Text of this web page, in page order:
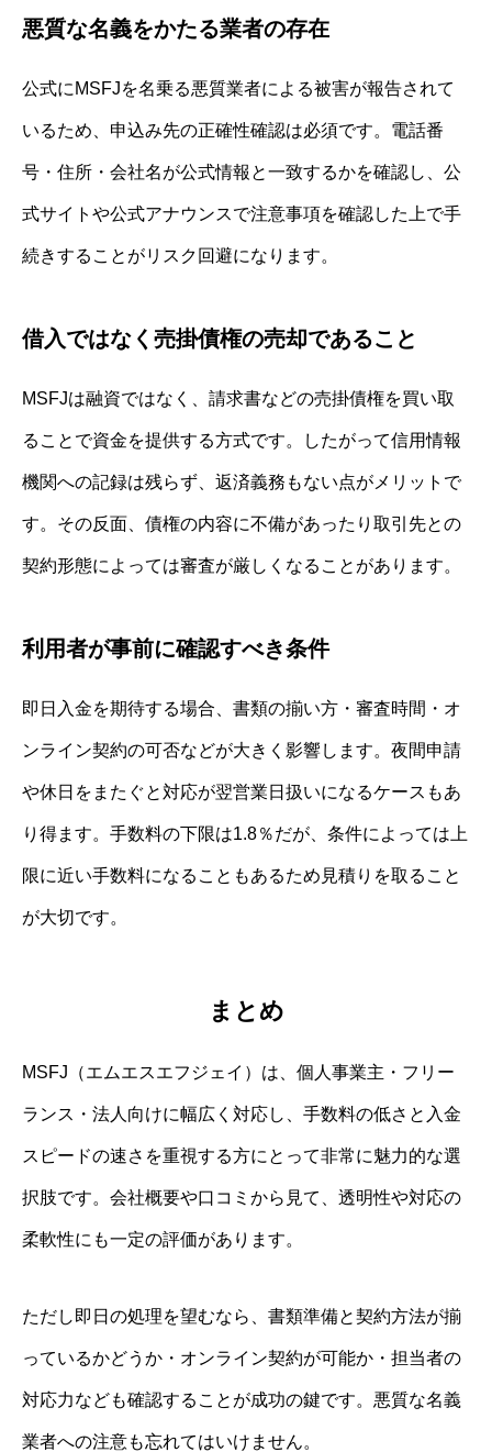
悪質な名義をかたる業者の存在
公式にMSFJを名乗る悪質業者による被害が報告されて
いるため、申込み先の正確性確認は必須です。電話番
号・住所・会社名が公式情報と一致するかを確認し、公
式サイトや公式アナウンスで注意事項を確認した上で手
続きすることがリスク回避になります。
借入ではなく売掛債権の売却であること
MSFJは融資ではなく、請求書などの売掛債権を買い取
ることで資金を提供する方式です。したがって信用情報
機関への記録は残らず、返済義務もない点がメリットで
す。その反面、債権の内容に不備があったり取引先との
契約形態によっては審査が厳しくなることがあります。
利用者が事前に確認すべき条件
即日入金を期待する場合、書類の揃い方・審査時間・オ
ンライン契約の可否などが大きく影響します。夜間申請
や休日をまたぐと対応が翌営業日扱いになるケースもあ
り得ます。手数料の下限は1.8％だが、条件によっては上
限に近い手数料になることもあるため見積りを取ること
が大切です。
まとめ
MSFJ（エムエスエフジェイ）は、個人事業主・フリー
ランス・法人向けに幅広く対応し、手数料の低さと入金
スピードの速さを重視する方にとって非常に魅力的な選
択肢です。会社概要や口コミから見て、透明性や対応の
柔軟性にも一定の評価があります。
ただし即日の処理を望むなら、書類準備と契約方法が揃
っているかどうか・オンライン契約が可能か・担当者の
対応力なども確認することが成功の鍵です。悪質な名義
業者への注意も忘れてはいけません。